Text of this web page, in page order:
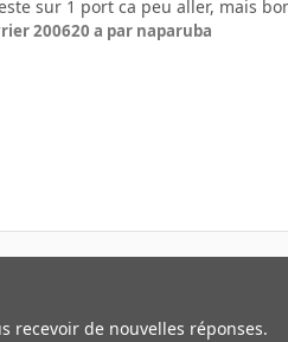
sur 1 port ca peu aller, mais
200620 a par naparuba
recevoir de nouvelles réponses.